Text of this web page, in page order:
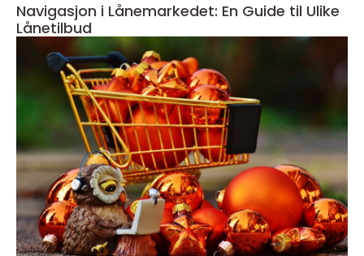
Navigasjon i Lånemarkedet: En Guide til Ulike
Lånetilbud